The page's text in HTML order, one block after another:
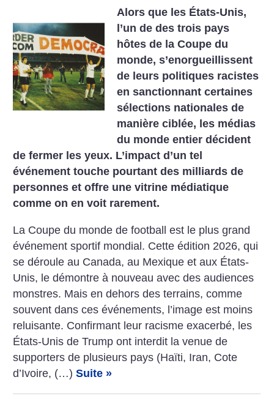
Alors que les États-Unis,
l’un de des trois pays
hôtes de la Coupe du
monde, s’enorgueillissent
de leurs politiques racistes
en sanctionnant certaines
sélections nationales de
manière ciblée, les médias
du monde entier décident
de fermer les yeux. L’impact d’un tel
événement touche pourtant des milliards de
personnes et offre une vitrine médiatique
comme on en voit rarement.
La Coupe du monde de football est le plus grand
événement sportif mondial. Cette édition 2026, qui
se déroule au Canada, au Mexique et aux États-
Unis, le démontre à nouveau avec des audiences
­monstres. Mais en dehors des terrains, comme
souvent dans ces événements, l’image est moins
reluisante. Confirmant leur racisme exacerbé, les
États-Unis de Trump ont interdit la venue de
supporters de plusieurs pays (Haïti, Iran, Cote
d’Ivoire, (…)Suite »